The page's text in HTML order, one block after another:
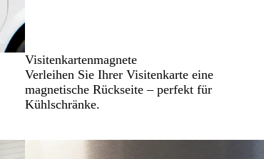
Visitenkartenmagnete
Verleihen Sie Ihrer Visitenkarte eine
magnetische Rückseite – perfekt für
Kühlschränke.